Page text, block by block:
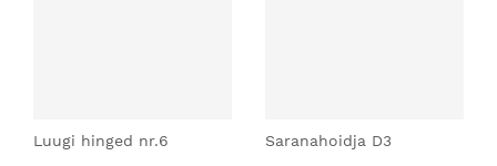
Luugi hinged nr.6
Saranahoidja D3